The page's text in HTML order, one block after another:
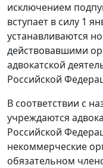
исключением
вступает в силу 1
устанавливаются
действовавшими
адвокатской
Российской
В соответствии с
учреждаются
Российской
некоммерческие
обязательном